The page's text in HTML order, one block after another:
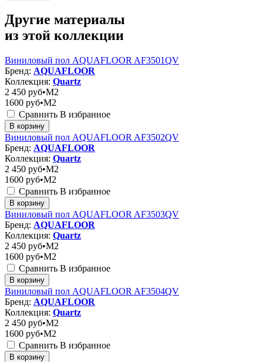
Другие материалы
из этой коллекции
Виниловый пол AQUAFLOOR AF3501QV
Бренд: AQUAFLOOR
Коллекция: Quartz
2 450 руб•M2
1600 руб•M2
Сравнить В избранное
В корзину
Виниловый пол AQUAFLOOR AF3502QV
Бренд: AQUAFLOOR
Коллекция: Quartz
2 450 руб•M2
1600 руб•M2
Сравнить В избранное
В корзину
Виниловый пол AQUAFLOOR AF3503QV
Бренд: AQUAFLOOR
Коллекция: Quartz
2 450 руб•M2
1600 руб•M2
Сравнить В избранное
В корзину
Виниловый пол AQUAFLOOR AF3504QV
Бренд: AQUAFLOOR
Коллекция: Quartz
2 450 руб•M2
1600 руб•M2
Сравнить В избранное
В корзину